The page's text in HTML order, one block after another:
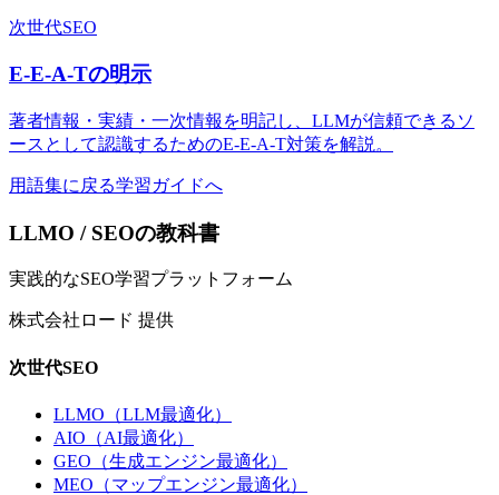
次世代SEO
E-E-A-Tの明示
著者情報・実績・一次情報を明記し、LLMが信頼できるソ
ースとして認識するためのE-E-A-T対策を解説。
用語集に戻る学習ガイドへ
LLMO / SEOの教科書
実践的なSEO学習プラットフォーム
株式会社ロード 提供
次世代SEO
LLMO（LLM最適化）
AIO（AI最適化）
GEO（生成エンジン最適化）
MEO（マップエンジン最適化）